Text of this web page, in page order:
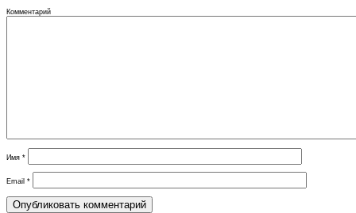
Комментарий
Имя *
Email *